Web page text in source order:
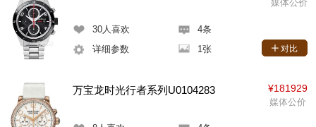
30人喜欢
4条
详细参数
1张
媒体公价
对比
万宝龙时光行者系列U0104283 ¥181929
媒体公价